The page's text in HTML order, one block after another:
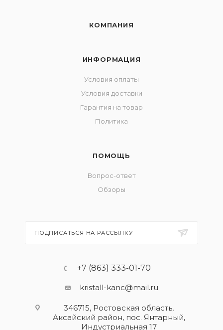
КОМПАНИЯ
ИНФОРМАЦИЯ
Условия оплаты
Условия доставки
Гарантия на товар
Политика
ПОМОЩЬ
Вопрос-ответ
Обзоры
ПОДПИСАТЬСЯ НА РАССЫЛКУ
+7 (863) 333-01-70
kristall-kanc@mail.ru
346715, Ростовская область​,
Аксайский район, пос. Янтарный,
Индустриальная 17